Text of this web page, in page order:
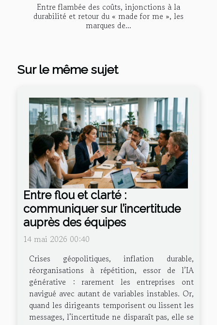
Entre flambée des coûts, injonctions à la
durabilité et retour du « made for me », les
marques de...
Sur le même sujet
Entre flou et clarté :
communiquer sur l’incertitude
auprès des équipes
14 mai 2026 00:40
Crises géopolitiques, inflation durable,
réorganisations à répétition, essor de l’IA
générative : rarement les entreprises ont
navigué avec autant de variables instables. Or,
quand les dirigeants temporisent ou lissent les
messages, l’incertitude ne disparaît pas, elle se